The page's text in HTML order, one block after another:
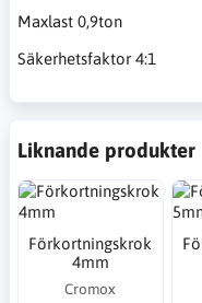
Maxlast 0,9ton
Säkerhetsfaktor 4:1
Liknande produkter
Förkortningskrok
4mm
Cromox